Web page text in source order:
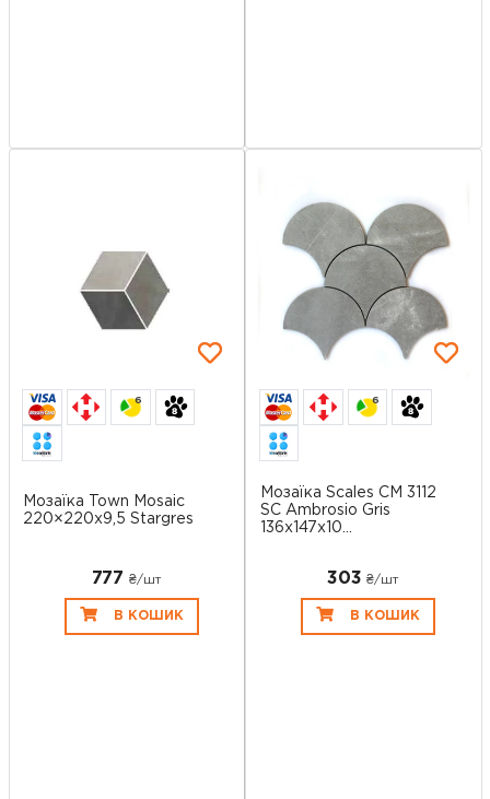
6
Мозаїка Town Mosaic
220×220x9,5 Stargres
777 ₴/шт
В КОШИК
6
Мозаїка Scales CM 3112
SC Ambrosio Gris
136x147x10...
303 ₴/шт
В КОШИК